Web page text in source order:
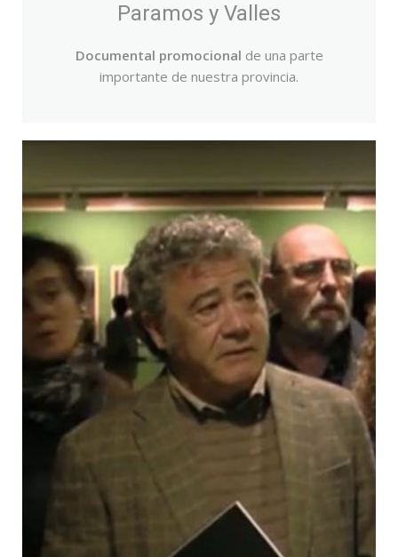
Paramos y Valles
Documental promocional de una parte
importante de nuestra provincia.